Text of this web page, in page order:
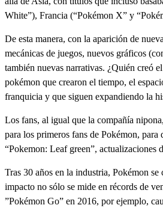
White”), Francia (“Pokémon X” y
De esta manera, con la aparición de
mecánicas de juegos, nuevos gráficos
también nuevas narrativas. ¿Quién creó
pokémon que crearon el tiempo, el
franquicia y que siguen expandiendo la
Los fans, al igual que la compañía
para los primeros fans de Pokémon,
“Pokemon: Leaf green”, actualizaciones
Tras 30 años en la industria, Pokémon
impacto no sólo se mide en récords de
”Pokémon Go” en 2016, por ejemplo,